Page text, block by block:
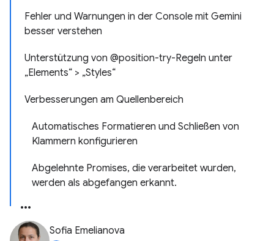
Fehler und Warnungen in der Console mit Gemini
besser verstehen
Unterstützung von @position-try-Regeln unter
„Elements“ > „Styles“
Verbesserungen am Quellenbereich
Automatisches Formatieren und Schließen von
Klammern konfigurieren
Abgelehnte Promises, die verarbeitet wurden,
werden als abgefangen erkannt.
Sofia Emelianova